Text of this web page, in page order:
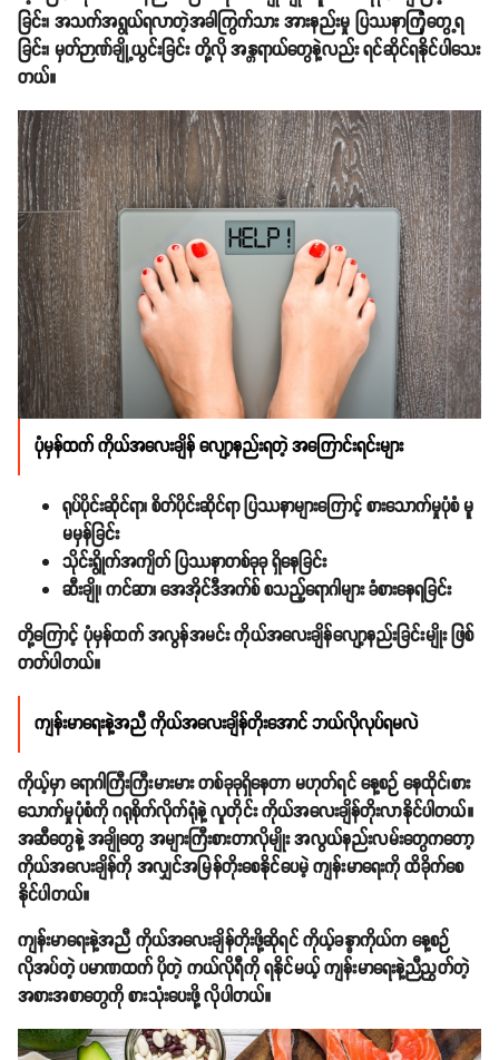
ခြင်း၊ အသက်အရွယ်ရလာတဲ့အခါကြွက်သား အားနည်းမှု ပြဿနာကြုံတွေ့ရ
ခြင်း၊ မှတ်ဉာဏ်ချို့ယွင်းခြင်း တို့လို အန္တရာယ်တွေနဲ့လည်း ရင်ဆိုင်ရနိုင်ပါသေး
တယ်။
ပုံမှန်ထက် ကိုယ်အလေးချိန် လျော့နည်းရတဲ့ အကြောင်းရင်းများ
ရုပ်ပိုင်းဆိုင်ရာ၊ စိတ်ပိုင်းဆိုင်ရာ ပြဿနာများကြောင့် စားသောက်မှုပုံစံ မူ
မမှန်ခြင်း
သိုင်းရွိုက်အကျိတ် ပြဿနာတစ်ခုခု ရှိနေခြင်း
ဆီးချို၊ ကင်ဆာ၊ အေအိုင်ဒီအက်စ် စသည့်ရောဂါများ ခံစားနေရခြင်း
တို့ကြောင့် ပုံမှန်ထက် အလွန်အမင်း ကိုယ်အလေးချိန်လျော့နည်းခြင်းမျိုး ဖြစ်
တတ်ပါတယ်။
ကျန်းမာရေးနဲ့အညီ ကိုယ်အလေးချိန်တိုးအောင် ဘယ်လိုလုပ်ရမလဲ
ကိုယ့်မှာ ရောဂါကြီးကြီးမားမား တစ်ခုခုရှိနေတာ မဟုတ်ရင် နေ့စဉ် နေထိုင်၊စား
သောက်မှုပုံစံကို ဂရုစိုက်လိုက်ရုံနဲ့ လူတိုင်း ကိုယ်အလေးချိန်တိုးလာနိုင်ပါတယ်။
အဆီတွေနဲ့ အချိုတွေ အများကြီးစားတာလိုမျိုး အလွယ်နည်းလမ်းတွေကတော့
ကိုယ်အလေးချိန်ကို အလျှင်အမြန်တိုးစေနိုင်ပေမဲ့ ကျန်းမာရေးကို ထိခိုက်စေ
နိုင်ပါတယ်။
ကျန်းမာရေးနဲ့အညီ ကိုယ်အလေးချိန်တိုးဖို့ဆိုရင် ကိုယ့်ခန္ဓာကိုယ်က နေ့စဉ်
လိုအပ်တဲ့ ပမာဏထက် ပိုတဲ့ ကယ်လိုရီကို ရနိုင်မယ့် ကျန်းမာရေးနဲ့ညီညွတ်တဲ့
အစားအစာတွေကို စားသုံးပေးဖို့ လိုပါတယ်။